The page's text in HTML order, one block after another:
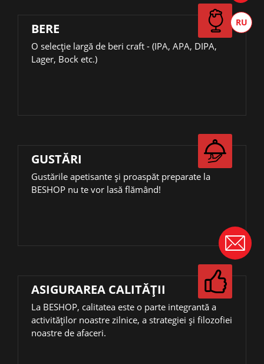
BERE
О selecție largă de beri craft - (IPA, APA, DIPA,
Lager, Bock etc.)
GUSTĂRI
Gustările apetisante și proaspăt preparate la
BESHOP nu te vor lasă flămând!
ASIGURAREA CALITĂȚII
La BESHOP, calitatea este o parte integrantă a
activităţilor noastre zilnice, a strategiei și filozofiei
noastre de afaceri.